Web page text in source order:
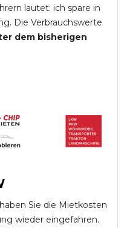
lautet: ich spare in
Die Verbrauchswerte
dem bisherigen
Sie die Mietkosten
wieder eingefahren.